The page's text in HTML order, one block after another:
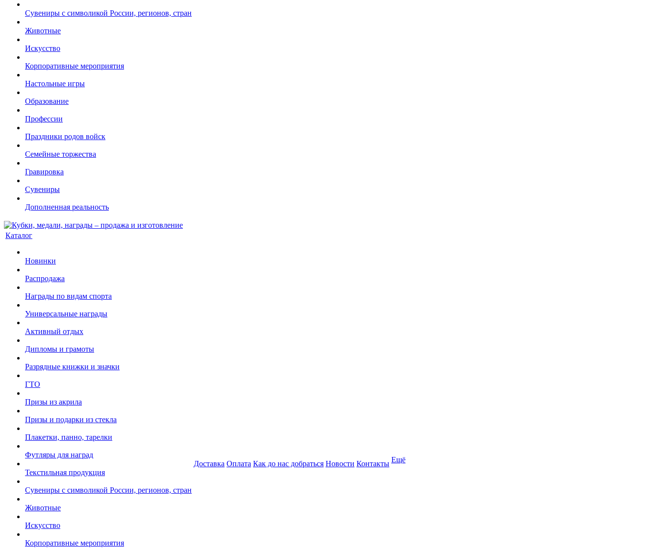
Сувениры с символикой России, регионов, стран
Животные
Искусство
Корпоративные мероприятия
Настольные игры
Образование
Профессии
Праздники родов войск
Семейные торжества
Гравировка
Сувениры
Дополненная реальность
Каталог
Новинки
Распродажа
Награды по видам спорта
Универсальные награды
Активный отдых
Дипломы и грамоты
Разрядные книжки и значки
ГТО
Призы из акрила
Призы и подарки из стекла
Плакетки, панно, тарелки
Футляры для наград
Текстильная продукция
Сувениры с символикой России, регионов, стран
Животные
Искусство
Корпоративные мероприятия
Доставка Оплата Как до нас добраться Новости Контакты Ещё